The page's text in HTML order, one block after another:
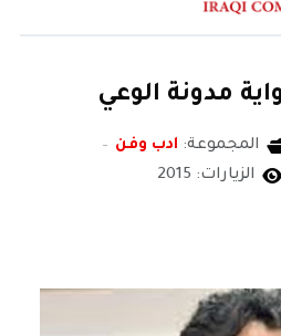
مدونة الوعي
المجموعة: ادب وفن
الزيارات: 2015